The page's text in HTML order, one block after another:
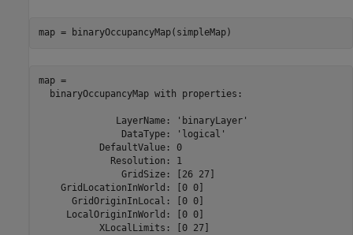
map = binaryOccupancyMap(simpleMap)
map =
  binaryOccupancyMap with properties:
              LayerName: 'binaryLayer'
               DataType: 'logical'
           DefaultValue: 0
             Resolution: 1
               GridSize: [26 27]
    GridLocationInWorld: [0 0]
      GridOriginInLocal: [0 0]
     LocalOriginInWorld: [0 0]
           XLocalLimits: [0 27]